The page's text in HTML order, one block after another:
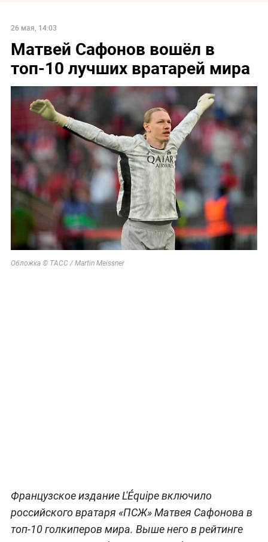
26 мая, 14:03
Матвей Сафонов вошёл в
топ-10 лучших вратарей мира
Обложка © ТАСС / Martin Meissner
Французское издание L'Équipe включило
российского вратаря «ПСЖ» Матвея Сафонова в
топ-10 голкиперов мира. Выше него в рейтинге